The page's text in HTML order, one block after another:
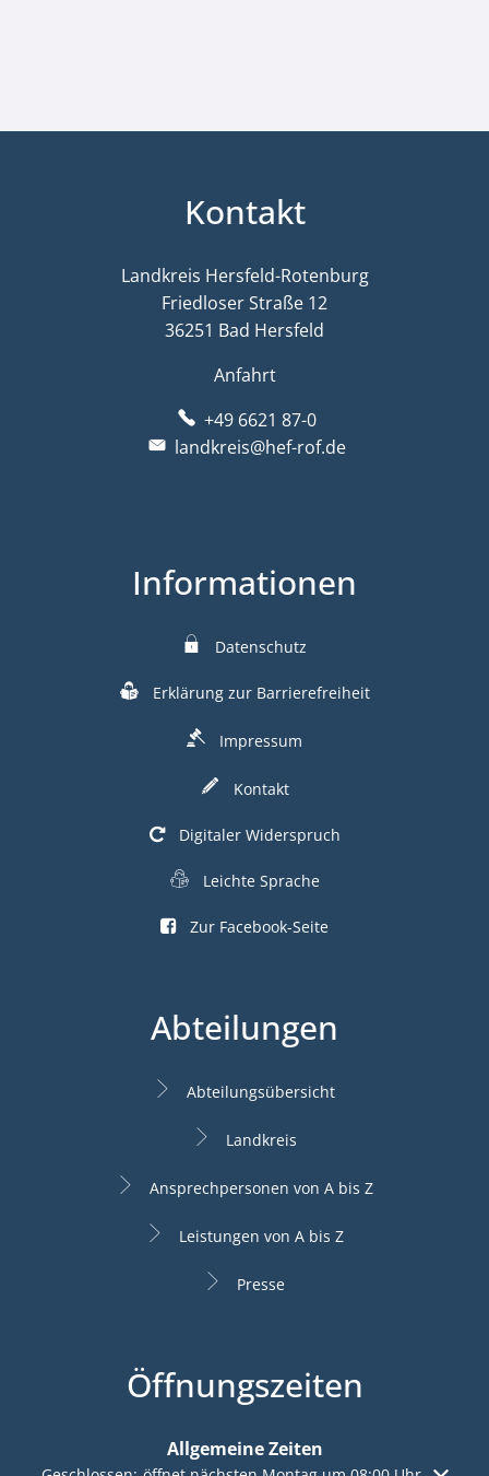
Kontakt
Landkreis Hersfeld-Rotenburg
Friedloser Straße 12
36251 Bad Hersfeld
Anfahrt
+49 6621 87-0
landkreis@hef-rof.de
Informationen
Datenschutz
Erklärung zur Barrierefreiheit
Impressum
Kontakt
Digitaler Widerspruch
Leichte Sprache
Zur Facebook-Seite
Abteilungen
Abteilungsübersicht
Landkreis
Ansprechpersonen von A bis Z
Leistungen von A bis Z
Presse
Öffnungszeiten
Allgemeine Zeiten